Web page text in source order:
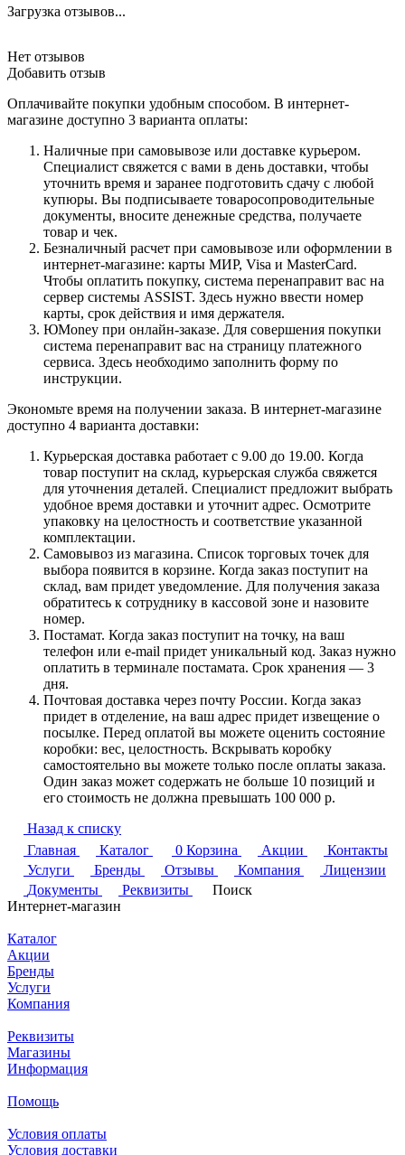
Загрузка отзывов...
Нет отзывов
Добавить отзыв
Оплачивайте покупки удобным способом. В интернет-
магазине доступно 3 варианта оплаты:
Наличные при самовывозе или доставке курьером.
Специалист свяжется с вами в день доставки, чтобы
уточнить время и заранее подготовить сдачу с любой
купюры. Вы подписываете товаросопроводительные
документы, вносите денежные средства, получаете
товар и чек.
Безналичный расчет при самовывозе или оформлении в
интернет-магазине: карты МИР, Visa и MasterCard.
Чтобы оплатить покупку, система перенаправит вас на
сервер системы ASSIST. Здесь нужно ввести номер
карты, срок действия и имя держателя.
ЮMoney при онлайн-заказе. Для совершения покупки
система перенаправит вас на страницу платежного
сервиса. Здесь необходимо заполнить форму по
инструкции.
Экономьте время на получении заказа. В интернет-магазине
доступно 4 варианта доставки:
Курьерская доставка работает с 9.00 до 19.00. Когда
товар поступит на склад, курьерская служба свяжется
для уточнения деталей. Специалист предложит выбрать
удобное время доставки и уточнит адрес. Осмотрите
упаковку на целостность и соответствие указанной
комплектации.
Самовывоз из магазина. Список торговых точек для
выбора появится в корзине. Когда заказ поступит на
склад, вам придет уведомление. Для получения заказа
обратитесь к сотруднику в кассовой зоне и назовите
номер.
Постамат. Когда заказ поступит на точку, на ваш
телефон или e-mail придет уникальный код. Заказ нужно
оплатить в терминале постамата. Срок хранения — 3
дня.
Почтовая доставка через почту России. Когда заказ
придет в отделение, на ваш адрес придет извещение о
посылке. Перед оплатой вы можете оценить состояние
коробки: вес, целостность. Вскрывать коробку
самостоятельно вы можете только после оплаты заказа.
Один заказ может содержать не больше 10 позиций и
его стоимость не должна превышать 100 000 р.
Назад к списку
Главная
Каталог 0 Корзина Акции
Контакты
Услуги
Бренды Отзывы Компания
Лицензии
Документы
Реквизиты
Поиск
Интернет-магазин
Каталог
Акции
Бренды
Услуги
Компания
Реквизиты
Магазины
Информация
Помощь
Условия оплаты
Условия доставки